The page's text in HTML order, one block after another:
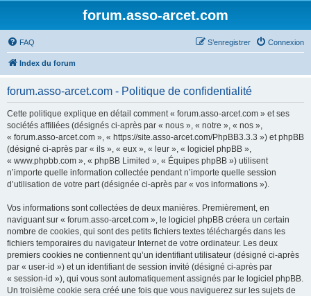
forum.asso-arcet.com
FAQ Connexion
S’enregistrer
Index du forum
forum.asso-arcet.com - Politique de confidentialité
Cette politique explique en détail comment « forum.asso-arcet.com » et ses
sociétés affiliées (désignés ci-après par « nous », « notre », « nos »,
« forum.asso-arcet.com », « https://site.asso-arcet.com/PhpBB3.3.3 ») et phpBB
(désigné ci-après par « ils », « eux », « leur », « logiciel phpBB »,
« www.phpbb.com », « phpBB Limited », « Équipes phpBB ») utilisent
n’importe quelle information collectée pendant n’importe quelle session
d’utilisation de votre part (désignée ci-après par « vos informations »).
Vos informations sont collectées de deux manières. Premièrement, en
naviguant sur « forum.asso-arcet.com », le logiciel phpBB créera un certain
nombre de cookies, qui sont des petits fichiers textes téléchargés dans les
fichiers temporaires du navigateur Internet de votre ordinateur. Les deux
premiers cookies ne contiennent qu’un identifiant utilisateur (désigné ci-après
par « user-id ») et un identifiant de session invité (désigné ci-après par
« session-id »), qui vous sont automatiquement assignés par le logiciel phpBB.
Un troisième cookie sera créé une fois que vous naviguerez sur les sujets de